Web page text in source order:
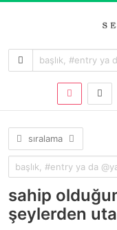
sıralama
sahip
şeylerden